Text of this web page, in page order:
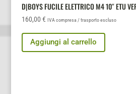
D|BOYS FUCILE ELETTRICO M4 10″ ETU
160,00 € IVA compresa / trasporto escluso
Aggiungi al carrello